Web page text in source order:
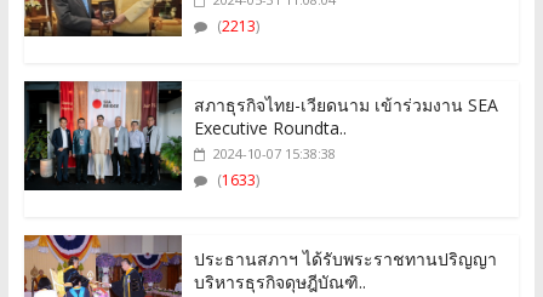
(2213)
สภาธุรกิจไทย-เวียดนาม เข้าร่วมงาน SEA
Executive Roundta..
2024-10-07 15:38:38
(1633)
ประธานสภาฯ ได้รับพระราชทานปริญญา
บริหารธุรกิจดุษฎีบัณฑิ..